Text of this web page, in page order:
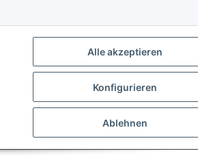
Alle akzeptieren
Konfigurieren
Ablehnen